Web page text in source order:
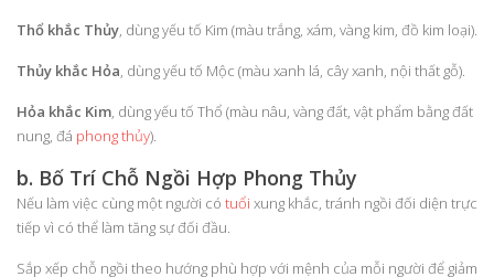
Thổ khắc Thủy, dùng yếu tố Kim (màu trắng, xám, vàng kim, đồ kim loại).
Thủy khắc Hỏa, dùng yếu tố Mộc (màu xanh lá, cây xanh, nội thất gỗ).
Hỏa khắc Kim, dùng yếu tố Thổ (màu nâu, vàng đất, vật phẩm bằng đất
nung, đá phong thủy).
b. Bố Trí Chỗ Ngồi Hợp Phong Thủy
Nếu làm việc cùng một người có tuổi xung khắc, tránh ngồi đối diện trực
tiếp vì có thể làm tăng sự đối đầu.
Sắp xếp chỗ ngồi theo hướng phù hợp với mệnh của mỗi người để giảm